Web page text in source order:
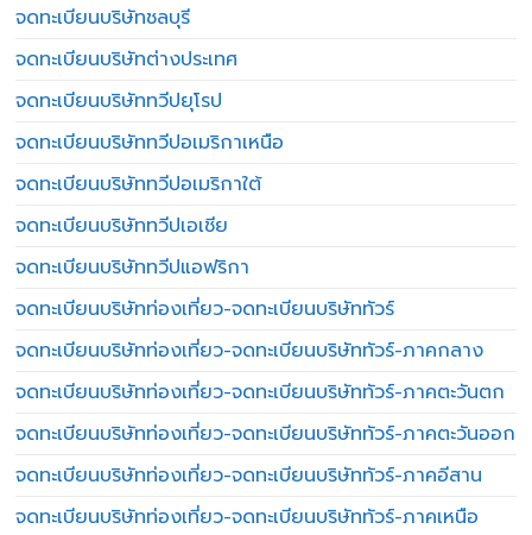
จดทะเบียนบริษัทชลบุรี
จดทะเบียนบริษัทต่างประเทศ
จดทะเบียนบริษัททวีปยุโรป
จดทะเบียนบริษัททวีปอเมริกาเหนือ
จดทะเบียนบริษัททวีปอเมริกาใต้
จดทะเบียนบริษัททวีปเอเชีย
จดทะเบียนบริษัททวีปแอฟริกา
จดทะเบียนบริษัทท่องเที่ยว-จดทะเบียนบริษัททัวร์
จดทะเบียนบริษัทท่องเที่ยว-จดทะเบียนบริษัททัวร์-ภาคกลาง
จดทะเบียนบริษัทท่องเที่ยว-จดทะเบียนบริษัททัวร์-ภาคตะวันตก
จดทะเบียนบริษัทท่องเที่ยว-จดทะเบียนบริษัททัวร์-ภาคตะวันออก
จดทะเบียนบริษัทท่องเที่ยว-จดทะเบียนบริษัททัวร์-ภาคอีสาน
จดทะเบียนบริษัทท่องเที่ยว-จดทะเบียนบริษัททัวร์-ภาคเหนือ